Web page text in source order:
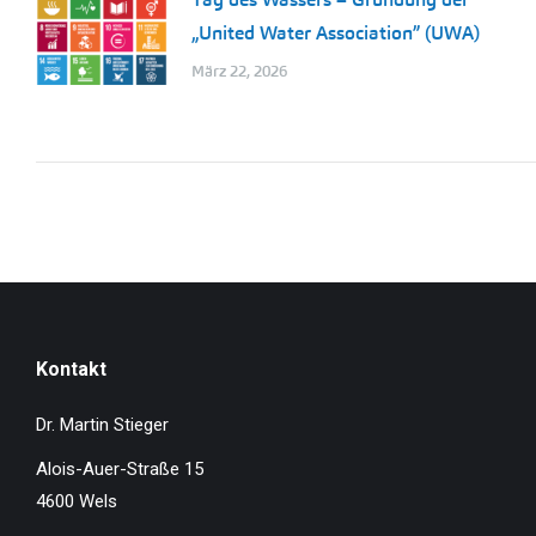
„United Water Association” (UWA)
März 22, 2026
Kontakt
Dr. Martin Stieger
Alois-Auer-Straße 15
4600 Wels